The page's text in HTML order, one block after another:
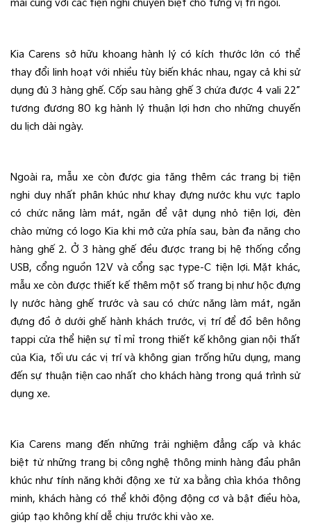
mái cùng với các tiện nghi chuyên biệt cho từng vị trí ngồi.
Kia Carens sở hữu khoang hành lý có kích thước lớn có thể
thay đổi linh hoạt với nhiều tùy biến khác nhau, ngay cả khi sử
dụng đủ 3 hàng ghế. Cốp sau hàng ghế 3 chứa được 4 vali 22”
tương đương 80 kg hành lý thuận lợi hơn cho những chuyến
du lịch dài ngày.
Ngoài ra, mẫu xe còn được gia tăng thêm các trang bị tiện
nghi duy nhất phân khúc như khay đựng nước khu vực taplo
có chức năng làm mát, ngăn để vật dụng nhỏ tiện lợi, đèn
chào mừng có logo Kia khi mở cửa phía sau, bàn đa năng cho
hàng ghế 2. Ở 3 hàng ghế đều được trang bị hệ thống cổng
USB, cổng nguồn 12V và cổng sạc type-C tiện lợi. Mặt khác,
mẫu xe còn được thiết kế thêm một số trang bị như hộc đựng
ly nước hàng ghế trước và sau có chức năng làm mát, ngăn
đựng đồ ở dưới ghế hành khách trước, vị trí để đồ bên hông
tappi cửa thể hiện sự tỉ mỉ trong thiết kế không gian nội thất
của Kia, tối ưu các vị trí và không gian trống hữu dụng, mang
đến sự thuận tiện cao nhất cho khách hàng trong quá trình sử
dụng xe.
Kia Carens mang đến những trải nghiệm đẳng cấp và khác
biệt từ những trang bị công nghệ thông minh hàng đầu phân
khúc như tính năng khởi động xe từ xa bằng chìa khóa thông
minh, khách hàng có thể khởi động động cơ và bật điều hòa,
giúp tạo không khí dễ chịu trước khi vào xe.